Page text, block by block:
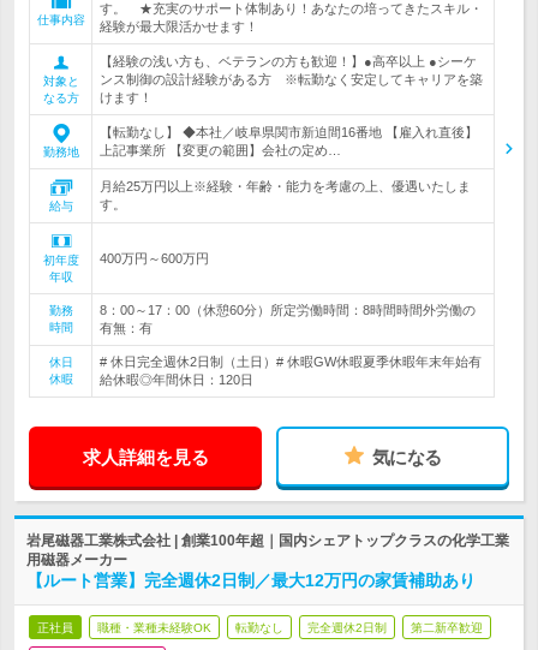
仕事内容
す。 ★充実のサポート体制あり！あなたの培ってきたスキル・
経験が最大限活かせます！
対象と
なる方
【経験の浅い方も、ベテランの方も歓迎！】●高卒以上 ●シーケ
ンス制御の設計経験がある方 ※転勤なく安定してキャリアを築
けます！
勤務地
【転勤なし】 ◆本社／岐阜県関市新迫間16番地 【雇入れ直後】
上記事業所 【変更の範囲】会社の定め…
給与
月給25万円以上※経験・年齢・能力を考慮の上、優遇いたしま
す。
初年度
年収
400万円～600万円
勤務
時間
8：00～17：00（休憩60分）所定労働時間：8時間時間外労働の
有無：有
休日
休暇
# 休日完全週休2日制（土日）# 休暇GW休暇夏季休暇年末年始有
給休暇◎年間休日：120日
求人詳細を見る 気になる
岩尾磁器工業株式会社 | 創業100年超｜国内シェアトップクラスの化学工業
用磁器メーカー
【ルート営業】完全週休2日制／最大12万円の家賃補助あり
正社員 職種・業種未経験OK 転勤なし 完全週休2日制 第二新卒歓迎